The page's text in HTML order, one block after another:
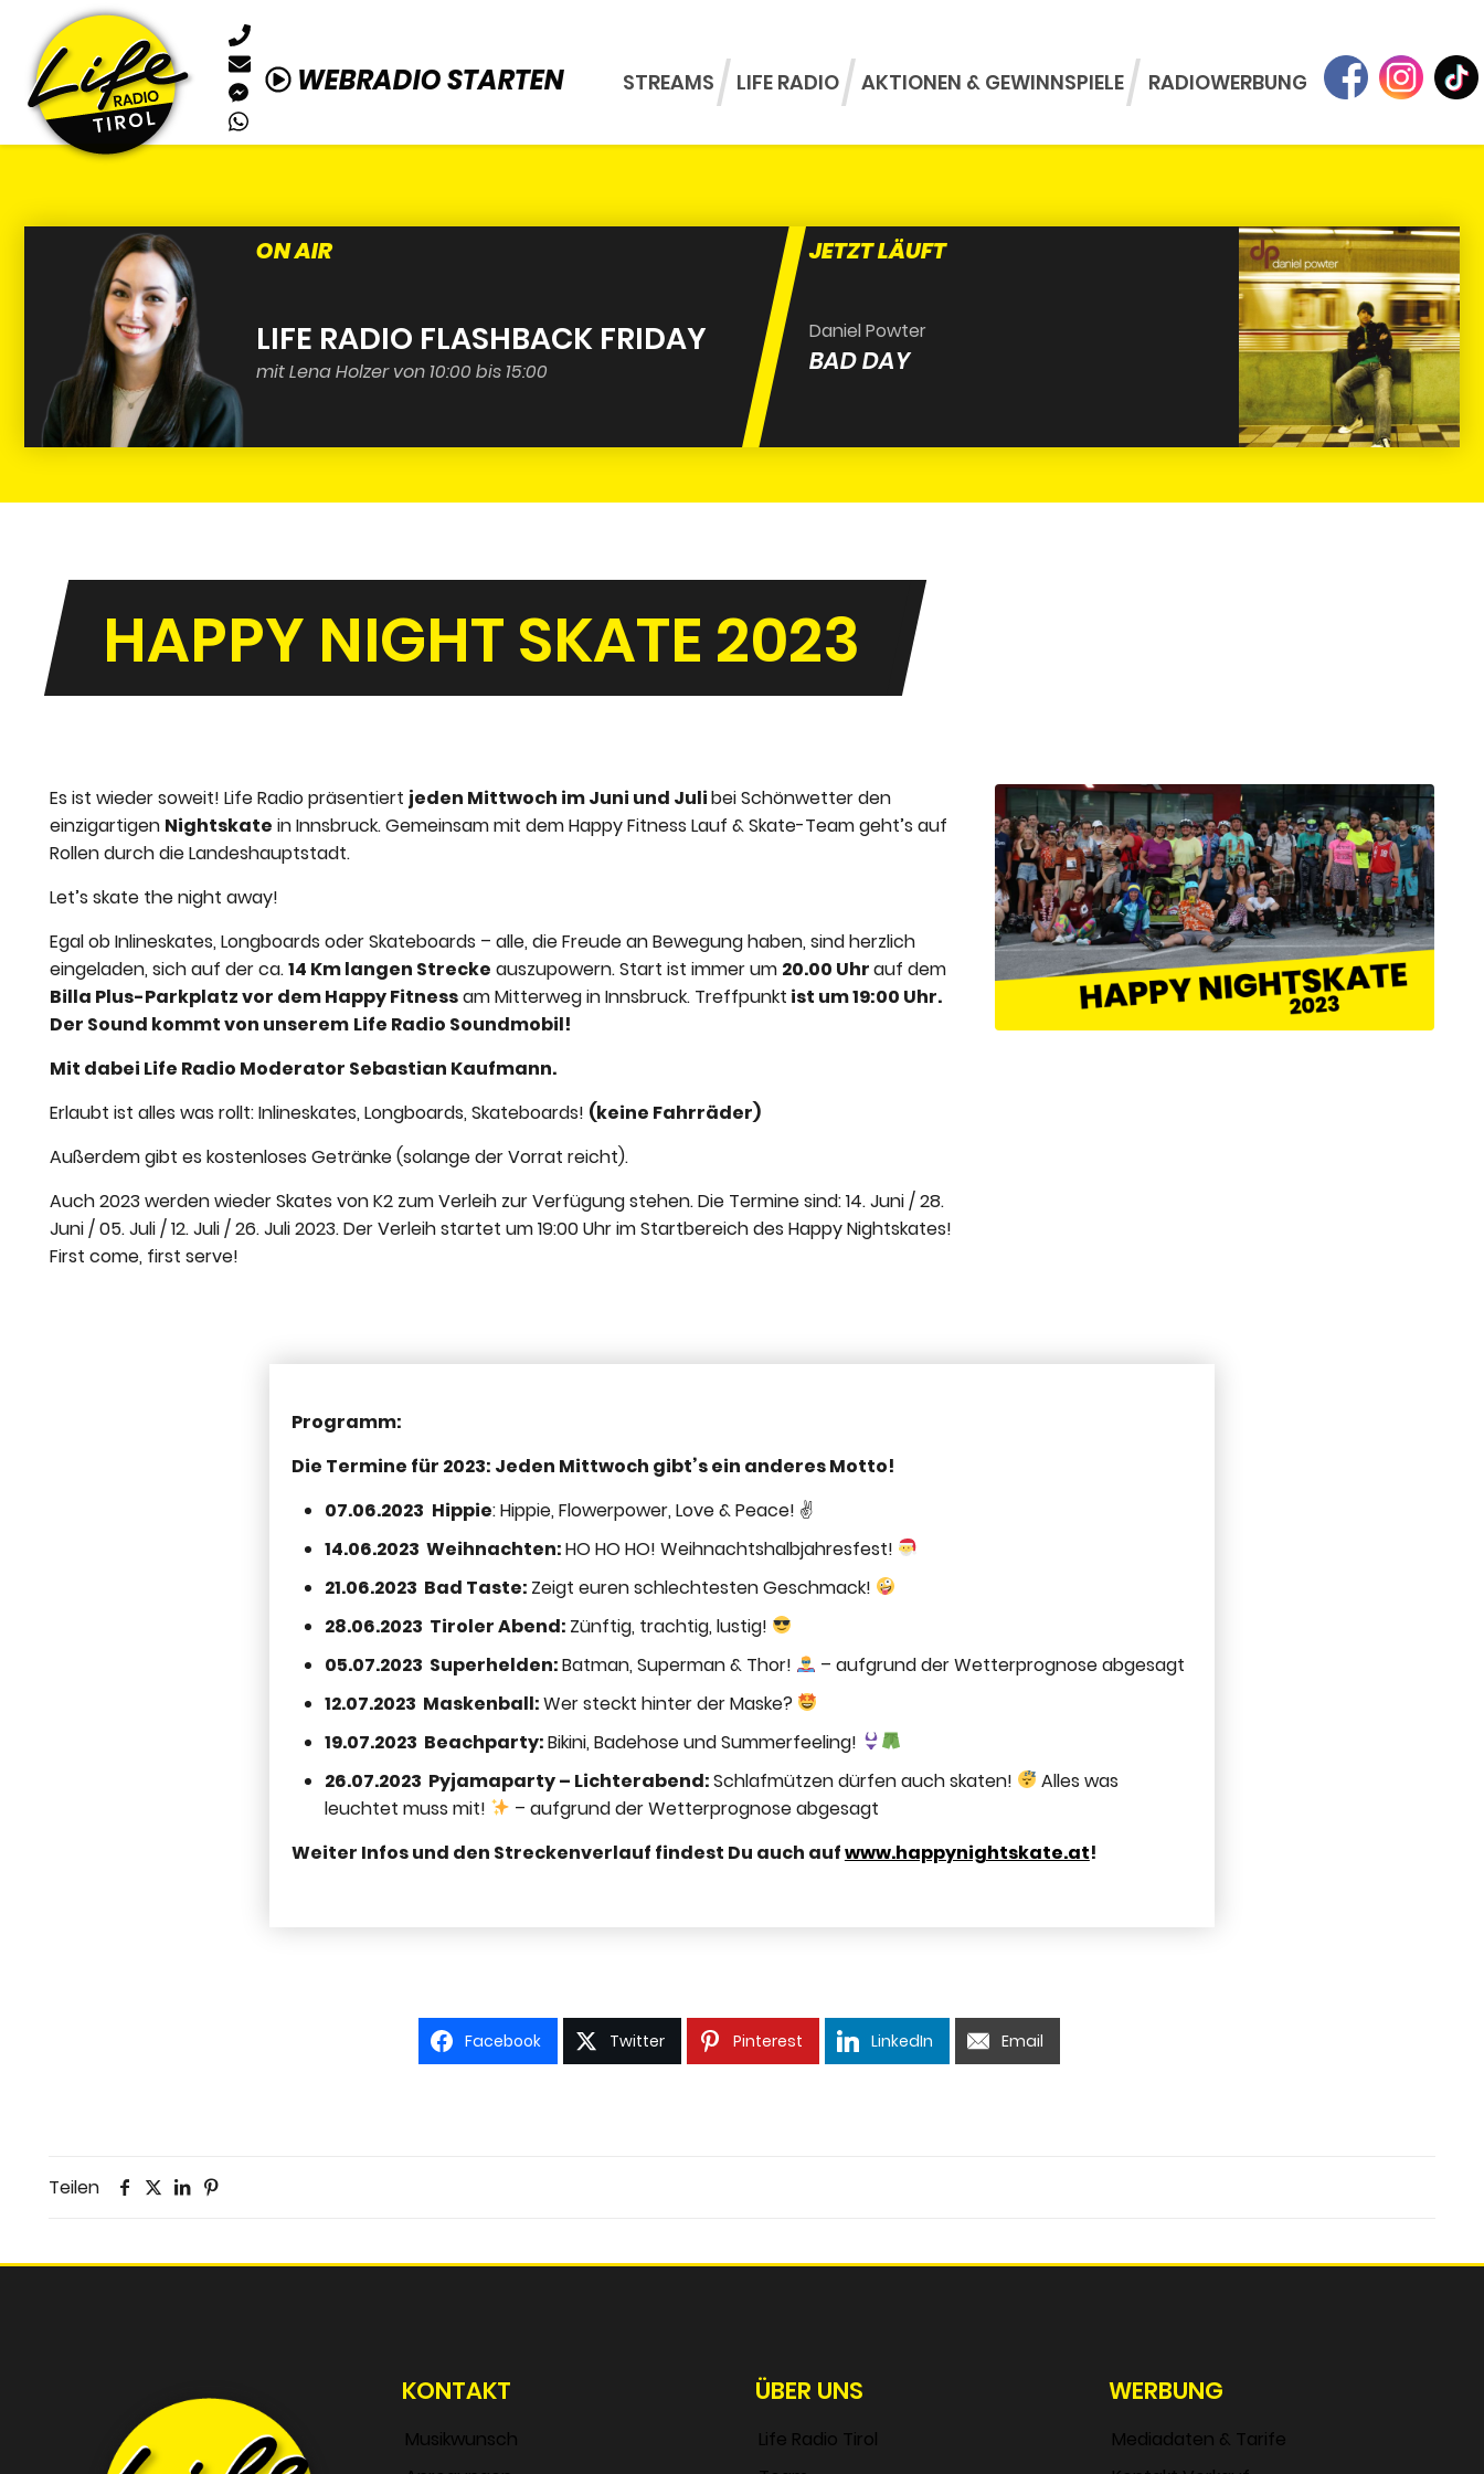
WEBRADIO STARTEN STREAMS LIFE RADIO AKTIONEN & GEWINNSPIELE RADIOWERBUNG
ON AIR
LIFE RADIO FLASHBACK FRIDAY
mit Lena Holzer von 10:00 bis 15:00
JETZT LÄUFT
Daniel Powter
BAD DAY
HAPPY NIGHT SKATE 2023
Es ist wieder soweit! Life Radio präsentiert jeden Mittwoch im Juni und Julibei Schönwetter den
einzigartigen Nightskate in Innsbruck. Gemeinsam mit dem Happy Fitness Lauf & Skate-Team geht’s auf
Rollen durch die Landeshauptstadt.
Let’s skate the night away!
Egal ob Inlineskates, Longboards oder Skateboards – alle, die Freude an Bewegung haben, sind herzlich
eingeladen, sich auf der ca.14 Km langen Strecke auszupowern. Start ist immer um 20.00 Uhrauf dem
Billa Plus-Parkplatz vor dem Happy Fitnessam Mitterweg in Innsbruck. Treffpunkt ist um 19:00 Uhr.
Der Sound kommt von unserem Life Radio Soundmobil!
Mit dabei Life Radio Moderator Sebastian Kaufmann.
Erlaubt ist alles was rollt: Inlineskates, Longboards, Skateboards! (keine Fahrräder)
Außerdem gibt es kostenloses Getränke (solange der Vorrat reicht).
Auch 2023 werden wieder Skates von K2 zum Verleih zur Verfügung stehen.Die Termine sind: 14. Juni / 28.
Juni / 05. Juli / 12. Juli / 26. Juli 2023.Der Verleih startet um 19:00 Uhr im Startbereich des Happy Nightskates!
First come, first serve!
Programm:
Die Termine für 2023: Jeden Mittwoch gibt’s ein anderes Motto!
07.06.2023 Hippie: Hippie, Flowerpower, Love & Peace! ✌️
14.06.2023 Weihnachten:HO HO HO! Weihnachtshalbjahresfest!
21.06.2023 Bad Taste: Zeigt euren schlechtesten Geschmack!
28.06.2023 Tiroler Abend: Zünftig, trachtig, lustig!
05.07.2023 Superhelden:Batman, Superman & Thor!
– aufgrund der Wetterprognose abgesagt
12.07.2023 Maskenball:Wer steckt hinter der Maske?
19.07.2023 Beachparty:Bikini, Badehose und Summerfeeling!
26.07.2023 Pyjamaparty – Lichterabend:Schlafmützen dürfen auch skaten!
Alles was
leuchtet muss mit!
– aufgrund der Wetterprognose abgesagt
Weiter Infos und den Streckenverlauf findest Du auch aufwww.happynightskate.at!
Facebook Twitter Pinterest LinkedIn Email
Teilen
KONTAKT
Musikwunsch
ÜBER UNS
Life Radio Tirol
WERBUNG
Mediadaten & Tarife